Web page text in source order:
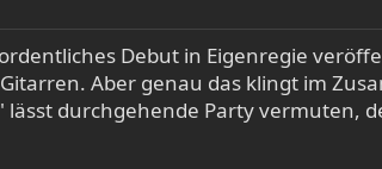
Debut in Eigenregie
Aber genau das klingt im
lässt durchgehende Party vermuten,